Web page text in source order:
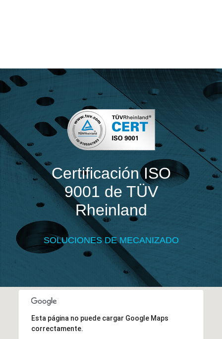
Certificación ISO
9001 de TÜV
Rheinland
SOLUCIONES DE MECANIZADO
Esta página no puede cargar Google Maps
correctamente.